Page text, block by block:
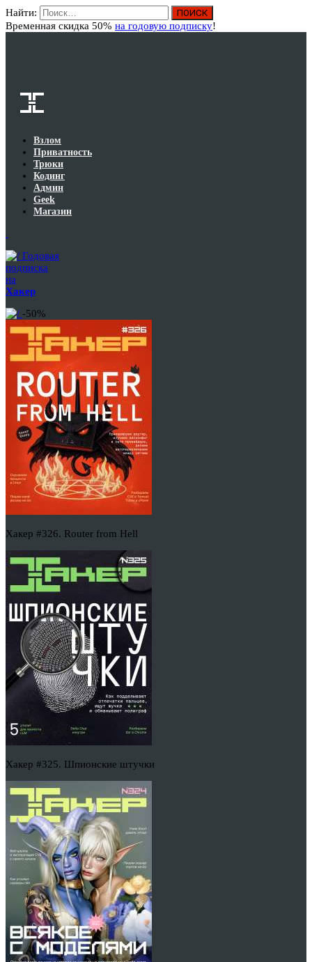
Найти:
Временная скидка 50% на годовую подписку!
Взлом
Приватность
Трюки
Кодинг
Админ
Geek
Магазин
Годовая
подписка
на
Хакер
-50%
Хакер #326. Router from Hell
Хакер #325. Шпионские штучки